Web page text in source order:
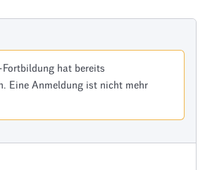
hat bereits
Eine Anmeldung ist nicht mehr